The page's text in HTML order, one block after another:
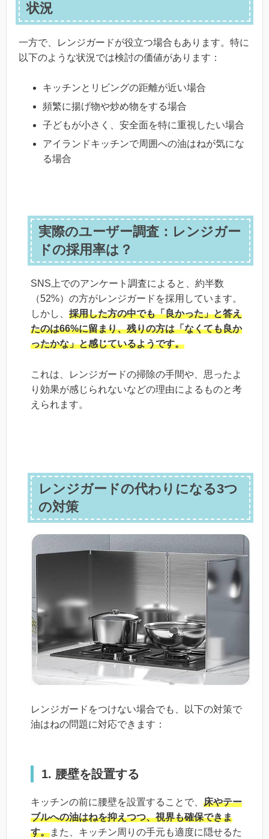
状況
一方で、レンジガードが役立つ場合もあります。特に
以下のような状況では検討の価値があります：
キッチンとリビングの距離が近い場合
頻繁に揚げ物や炒め物をする場合
子どもが小さく、安全面を特に重視したい場合
アイランドキッチンで周囲への油はねが気にな
る場合
実際のユーザー調査：レンジガー
ドの採用率は？
SNS上でのアンケート調査によると、約半数
（52%）の方がレンジガードを採用しています。
しかし、 採用した方の中でも「良かった」と答え
たのは66%に留まり、残りの方は「なくても良か
ったかな」と感じているようです。
これは、レンジガードの掃除の手間や、思ったよ
り効果が感じられないなどの理由によるものと考
えられます。
レンジガードの代わりになる3つ
の対策
レンジガードをつけない場合でも、以下の対策で
油はねの問題に対応できます：
1. 腰壁を設置する
キッチンの前に腰壁を設置することで、 床やテー
ブルへの油はねを抑えつつ、視界も確保できま
す。また、キッチン周りの手元も適度に隠せるた